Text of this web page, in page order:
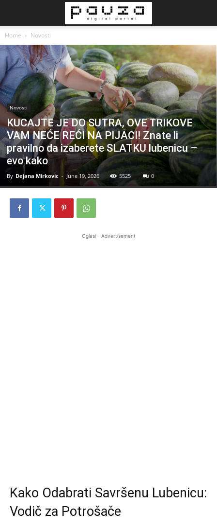
Home Novosti
Novosti
KUCAJTE JE DO SUTRA, OVE TRIKOVE
VAM NEĆE REĆI NA PIJACI! Znate li
pravilno da izaberete SLATKU lubenicu –
evo kako
By Dejana Mirkovic - June 19, 2026 5525 0
Oglasi - Advertisement
Kako Odabrati Savršenu Lubenicu:
Vodič za Potrošače